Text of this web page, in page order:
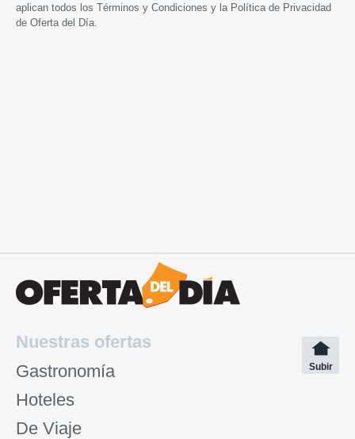
aplican todos los Términos y Condiciones y la Política de Privacidad
de Oferta del Día.
Nuestras ofertas
Gastronomía
Hoteles
De Viaje
Subir